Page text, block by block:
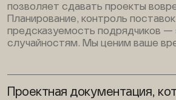
позволяет сдавать проекты
Планирование, контроль
предсказуемость подрядчиков
случайностям. Мы ценим ваше
Проектная документация,